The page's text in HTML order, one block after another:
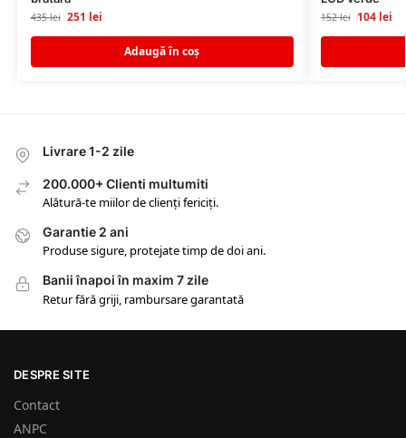
435lei 251 lei
Adaugă în coș
152lei 104 lei
Livrare 1-2 zile
200.000+ Clienti multumiti
Alătură-te miilor de clienți fericiți.
Garantie 2 ani
Produse sigure, protejate timp de doi ani.
Banii înapoi în maxim 7 zile
Retur fără griji, rambursare garantată
DESPRE SITE
Contact
ANPC